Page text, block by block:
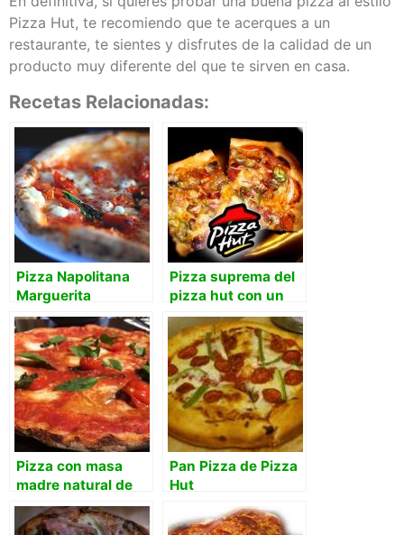
Pizza Hut, te recomiendo que te acerques a un
restaurante, te sientes y disfrutes de la calidad de un
producto muy diferente del que te sirven en casa.
Recetas Relacionadas:
Pizza Napolitana
Marguerita
Pizza suprema del
pizza hut con un
toque personal
Pizza con masa
madre natural de
uva
Pan Pizza de Pizza
Hut